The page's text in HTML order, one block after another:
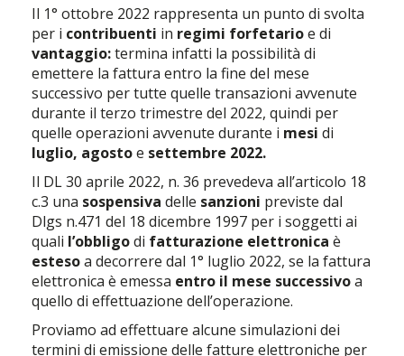
Il 1° ottobre 2022 rappresenta un punto di svolta
per i contribuenti in regimi forfetarioe di
vantaggio:termina infatti la possibilità di
emettere la fattura entro la fine del mese
successivo per tutte quelle transazioni avvenute
durante il terzo trimestre del 2022, quindi per
quelle operazioni avvenute durante i mesi di
luglio, agostoe settembre 2022.
Il DL 30 aprile 2022, n. 36 prevedeva all’articolo 18
c.3 una sospensiva delle sanzioni previste dal
Dlgs n.471 del 18 dicembre 1997 per i soggetti ai
quali l’obbligodi fatturazione elettronica è
estesoa decorrere dal 1° luglio 2022, se la fattura
elettronica è emessa entro il mese successivoa
quello di effettuazione dell’operazione.
Proviamo ad effettuare alcune simulazioni dei
termini di emissione delle fatture elettroniche per